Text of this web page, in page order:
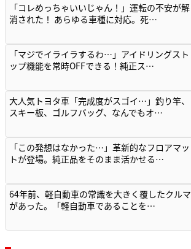
「コレめっちゃいいじゃん！」運転の不安が解
消された！ あらゆる車種に対応。死…
「マジでイライラするわ…」アイドリングスト
ップ機能を常時OFFできる！純正ス…
大人気トヨタ車「完成度がスゴイ…」釣り竿、
スキー板、ゴルフバッグ、なんでもオ…
「この発想はなかった…」革新的なフロアマッ
トが登場。純正品をそのまま活かせる…
64年前、軽自動車の常識を大きく覆したクルマ
があった。「軽自動車であることを…